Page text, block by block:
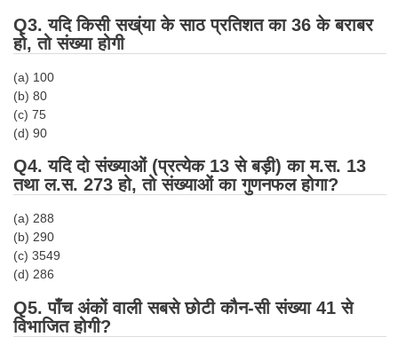
SSC CGL PAPERS
SSC CGL FREE EBOOK
SSC CGL Results
CHSL
CHSL Syllabus
Q3. यदि किसी सख्ंया के साठ प्रतिशत का 36 के बराबर
हो, तो संख्या होगी
(a) 100
(b) 80
(c) 75
(d) 90
Q4. यदि दो संख्याओं (प्रत्येक 13 से बड़ी) का म.स. 13
तथा ल.स. 273 हो, तो संख्याओं का गुणनफल होगा?
(a) 288
(b) 290
(c) 3549
(d) 286
Q5. पाँच अंकों वाली सबसे छोटी कौन-सी संख्या 41 से
विभाजित होगी?